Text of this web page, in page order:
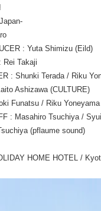
: Yuta Shimizu (Eild)
Rei Takaji
: Shunki Terada / Riku
Ashizawa (CULTURE)
Funatsu / Riku Yoneyama
: Masahiro Tsuchiya /
(pflaume sound)
HOME HOTEL /